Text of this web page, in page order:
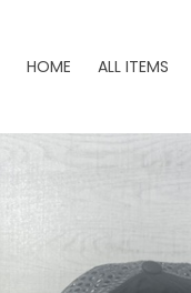
HOME ALL ITEMS